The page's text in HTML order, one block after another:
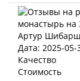
Артур
Дата: 2025-05-
Качество
Стоимость